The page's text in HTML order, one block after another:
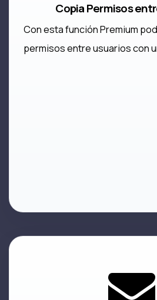
Copia Permisos
Con esta función Premium
permisos entre usuarios con